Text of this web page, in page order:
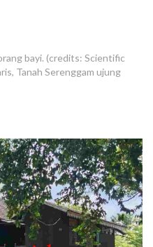
bayi. (credits: Scientific
Tanah Serenggam ujung